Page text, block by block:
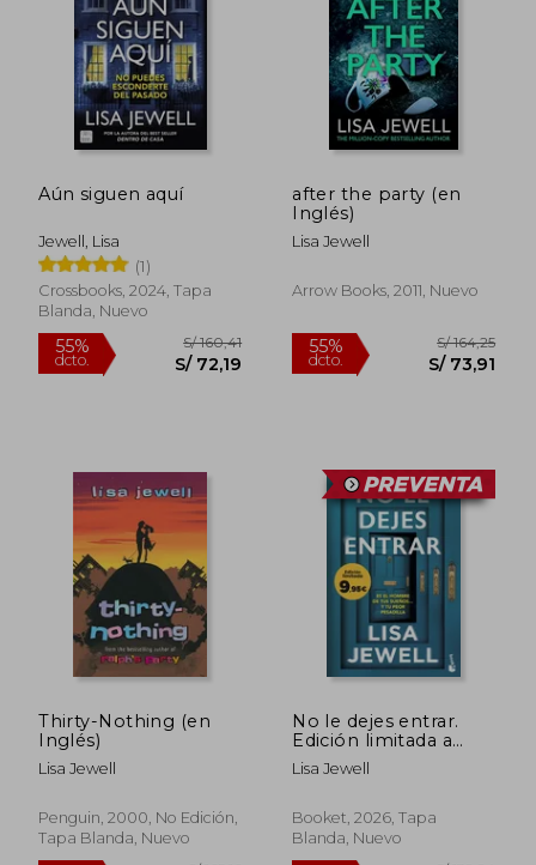
S/ 70,32 S/
Aún siguen aquí
Jewell, Lisa
(1)
Crossbooks, 2024, Tapa
Blanda, Nuevo
after the party (en
Inglés)
Lisa Jewell
Arrow Books, 2011, Nuevo
Thirty-Nothing (en
Inglés)
Lisa Jewell
Penguin, 2000, No Edición,
Tapa Blanda, Nuevo
No le dejes entrar.
Edición limitada a
precio especial
Lisa Jewell
Booket, 2026, Tapa
Blanda, Nuevo